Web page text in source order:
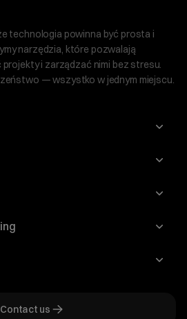
technologia powinna być prosta i
narzędzia, które pozwalają
i zarządzać nimi bez stresu.
— wszystko w jednym miejscu.
Contact us